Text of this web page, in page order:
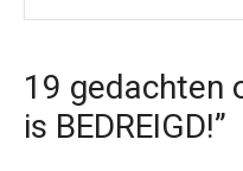
19 gedachten
is BEDREIGD!”